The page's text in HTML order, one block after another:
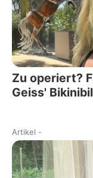
Zu operiert?
Geiss'
Artikel -